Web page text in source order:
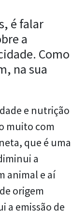
é falar
a
Como
na sua
e nutrição
muito com
que é uma
a
animal e aí
origem
a emissão de